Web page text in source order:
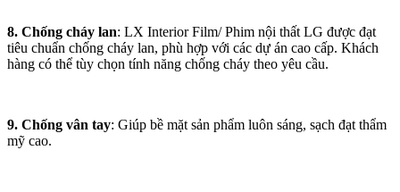
8. Chống cháy lan: LX Interior Film/ Phim nội thất LG được đạt
tiêu chuẩn chống cháy lan, phù hợp với các dự án cao cấp. Khách
hàng có thể tùy chọn tính năng chống cháy theo yêu cầu.
9. Chống vân tay: Giúp bề mặt sản phẩm luôn sáng, sạch đạt thẩm
mỹ cao.